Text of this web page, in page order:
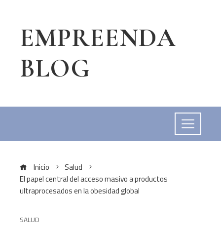
EMPREENDA
BLOG
Inicio
Salud
El papel central del acceso masivo a productos
ultraprocesados en la obesidad global
SALUD